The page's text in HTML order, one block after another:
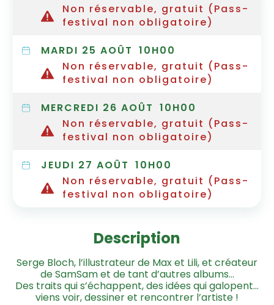
Non réservable, gratuit (Pass-
festival non obligatoire)
MARDI 25 AOÛT 10H00
Non réservable, gratuit (Pass-
festival non obligatoire)
MERCREDI 26 AOÛT 10H00
Non réservable, gratuit (Pass-
festival non obligatoire)
JEUDI 27 AOÛT 10H00
Non réservable, gratuit (Pass-
festival non obligatoire)
Description
Serge Bloch, l’illustrateur de Max et Lili, et créateur
de SamSam et de tant d’autres albums…
Des traits qui s’échappent, des idées qui galopent…
viens voir, dessiner et rencontrer l’artiste !